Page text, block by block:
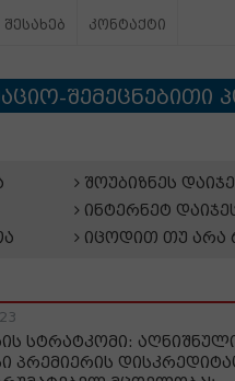
შესახებ კონტაქტი
შემეცნებითი
შოუბიზნეს
ინტერნეტ
იცოდით თუ არა
სტრატკომი:
პრემიერის